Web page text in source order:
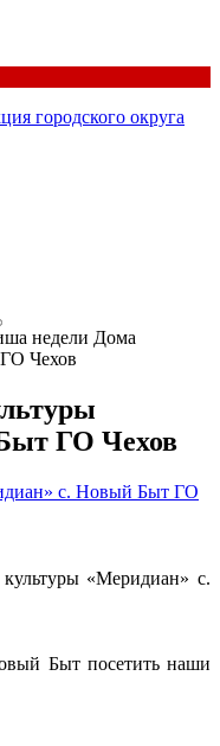
недели Дома
Чехов
ГО Чехов
с. Новый Быт ГО
«Меридиан» с.
Быт посетить наши